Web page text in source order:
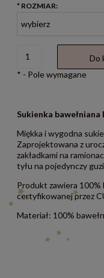
* ROZMIAR:
Do
* - Pole wymagane
Sukienka
Miękka i wygodna
Zaprojektowana z
zakładkami na
tyłu na pojedynczy
Produkt zawiera 100%
certyfikowanej przez
Materiał: 100%